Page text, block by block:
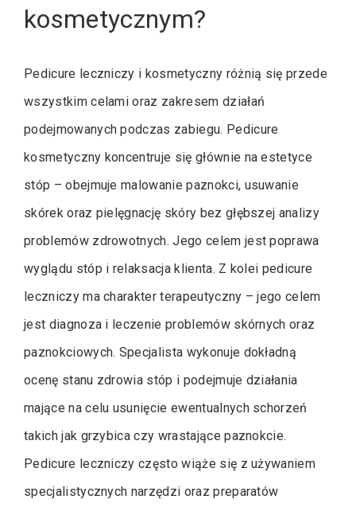
kosmetycznym?
Pedicure leczniczy i kosmetyczny różnią się przede
wszystkim celami oraz zakresem działań
podejmowanych podczas zabiegu. Pedicure
kosmetyczny koncentruje się głównie na estetyce
stóp – obejmuje malowanie paznokci, usuwanie
skórek oraz pielęgnację skóry bez głębszej analizy
problemów zdrowotnych. Jego celem jest poprawa
wyglądu stóp i relaksacja klienta. Z kolei pedicure
leczniczy ma charakter terapeutyczny – jego celem
jest diagnoza i leczenie problemów skórnych oraz
paznokciowych. Specjalista wykonuje dokładną
ocenę stanu zdrowia stóp i podejmuje działania
mające na celu usunięcie ewentualnych schorzeń
takich jak grzybica czy wrastające paznokcie.
Pedicure leczniczy często wiąże się z używaniem
specjalistycznych narzędzi oraz preparatów